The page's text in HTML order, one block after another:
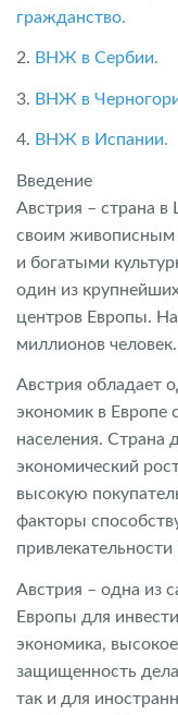
гражданство.
2. ВНЖ в Сербии.
3. ВНЖ в
4. ВНЖ в Испании.
Введение
Австрия – страна в
своим
и богатыми
один из
центров Европы.
миллионов человек.
Австрия обладает
экономик в
населения. Страна
экономический
высокую
факторы
Австрия – одна из
Европы для
экономика,
защищенность
так и для